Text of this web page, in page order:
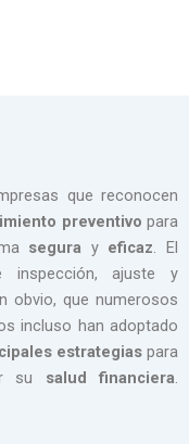
que reconocen
preventivo para
segura y eficaz. El
inspección, ajuste y
obvio, que numerosos
incluso han adoptado
estrategias para
su salud financiera.